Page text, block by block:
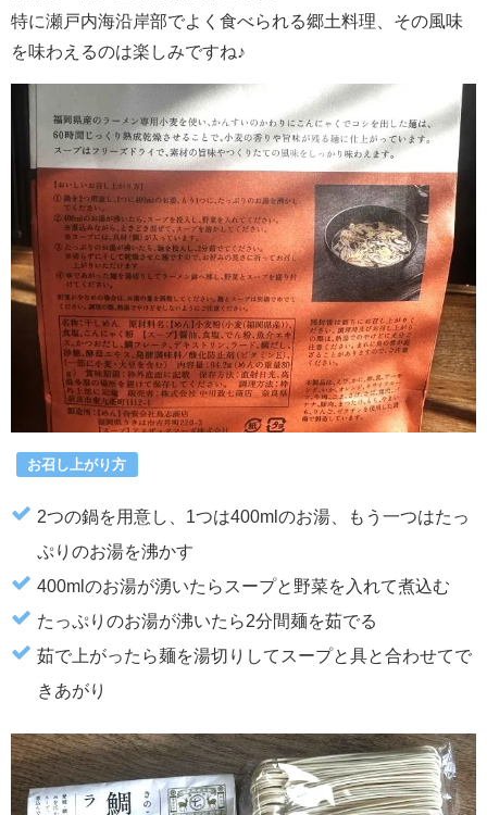
特に瀬戸内海沿岸部でよく食べられる郷土料理、その風味
を味わえるのは楽しみですね♪
お召し上がり方
2つの鍋を用意し、1つは400mlのお湯、もう一つはたっ
ぷりのお湯を沸かす
400mlのお湯が湧いたらスープと野菜を入れて煮込む
たっぷりのお湯が沸いたら2分間麺を茹でる
茹で上がったら麺を湯切りしてスープと具と合わせてで
きあがり